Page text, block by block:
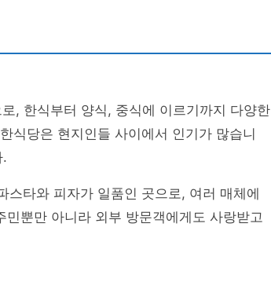
, 한식부터 양식, 중식에 이르기까지 다양한
식당은 현지인들 사이에서 인기가 많습니
.
타와 피자가 일품인 곳으로, 여러 매체에
뿐만 아니라 외부 방문객에게도 사랑받고